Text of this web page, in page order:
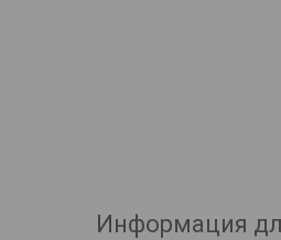
Информация